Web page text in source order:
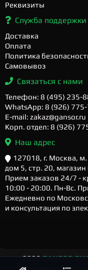
Реквизиты
Служба поддержки
Доставка
Оплата
Политика
Самовывоз
Связаться с нами
Телефон: 8 (495) 235-
WhatsApp: 8 (926)
E-mail: zakaz@gansor.ru
Корп. отдел: 8 (926)
Наш адрес
127018, г. Москва,
дом 5, стр. 20, магазин
Прием заказов 24/7 -
10:00 - 20:00. Пн-Вс.
Ежедневно по
и консультация по
2026GANSOR.RU
компьютерной